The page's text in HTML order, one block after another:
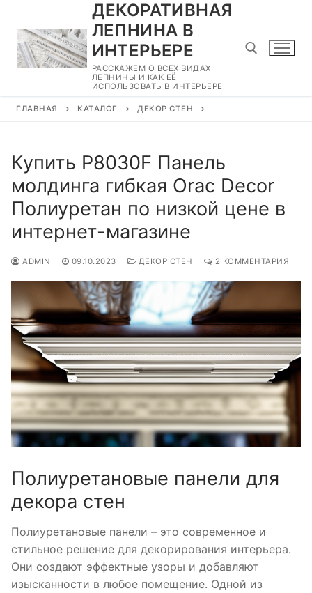
содержимому
ДЕКОРАТИВНАЯ
ЛЕПНИНА В
ИНТЕРЬЕРЕ
РАССКАЖЕМ О ВСЕХ ВИДАХ
ЛЕПНИНЫ И КАК ЕЁ
ИСПОЛЬЗОВАТЬ В ИНТЕРЬЕРЕ
ГЛАВНАЯ КАТАЛОГ ДЕКОР СТЕН
Купить P8030F Панель
молдинга гибкая Orac Decor
Полиуретан по низкой цене в
интернет-магазине
ADMIN 09.10.2023 ДЕКОР СТЕН 2 КОММЕНТАРИЯ
Полиуретановые панели для
декора стен
Полиуретановые панели – это современное и
стильное решение для декорирования интерьера.
Они создают эффектные узоры и добавляют
изысканности в любое помещение. Одной из